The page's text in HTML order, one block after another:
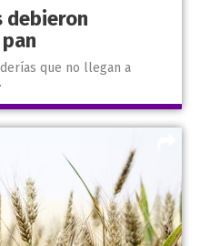
debieron
que no llegan a